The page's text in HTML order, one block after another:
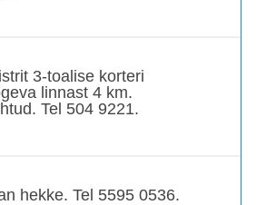
3-toalise korteri
linnast 4 km.
Tel 504 9221.
hekke. Tel 5595 0536.